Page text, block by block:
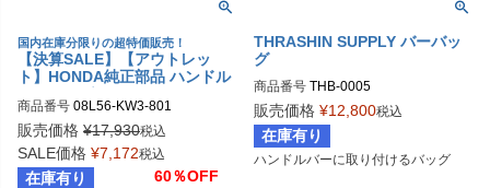
国内在庫分限りの超特価販売！
【決算SALE】【アウトレッ
ト】HONDA純正部品 ハンドル
バーバッグ
商品番号 08L56-KW3-801
販売価格 ¥17,930税込
SALE価格 ¥7,172税込
在庫有り 60％OFF
THRASHIN SUPPLY バーバッ
グ
商品番号 THB-0005
販売価格 ¥12,800税込
在庫有り
ハンドルバーに取り付けるバッグ